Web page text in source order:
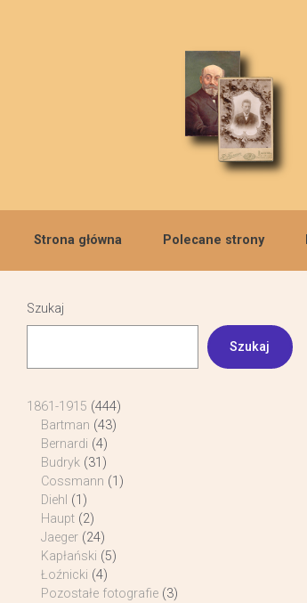
Strona główna Polecane strony
Szukaj
Szukaj
1861-1915 (444)
Bartman (43)
Bernardi (4)
Budryk (31)
Cossmann (1)
Diehl (1)
Haupt (2)
Jaeger (24)
Kapłański (5)
Łoźnicki (4)
Pozostałe fotografie (3)